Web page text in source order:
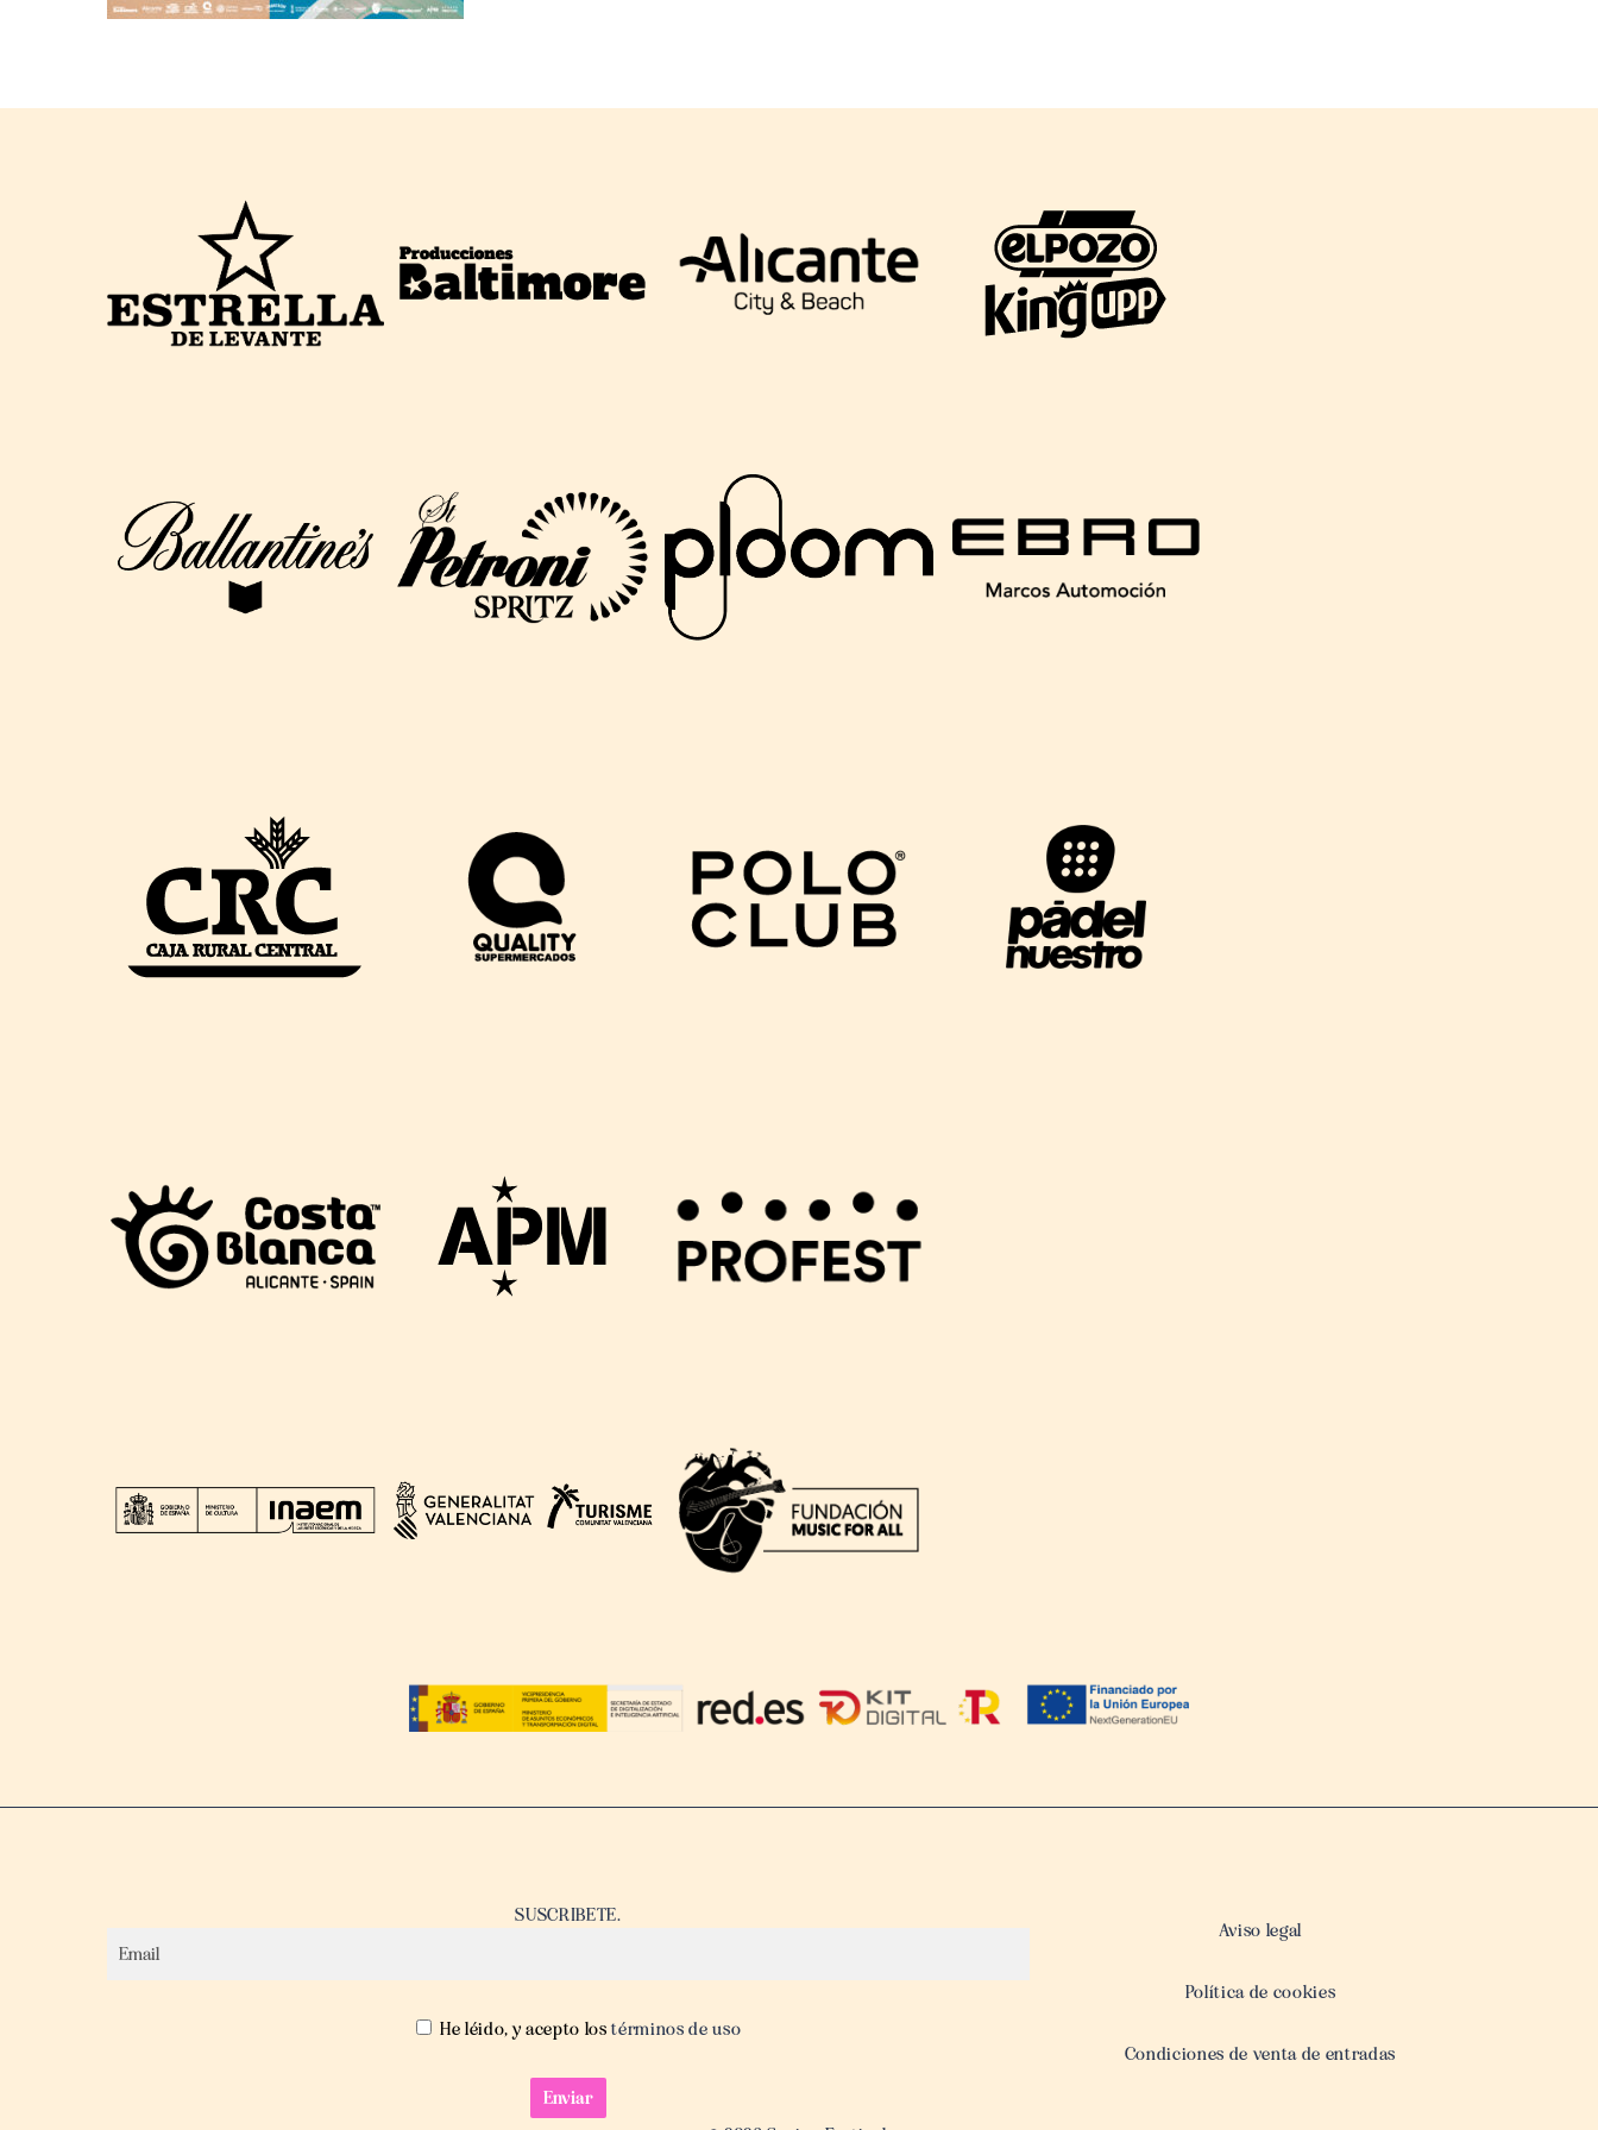
SUSCRIBETE.
He léido, y acepto los términos de uso
Aviso legal
Política de cookies
Condiciones de venta de entradas